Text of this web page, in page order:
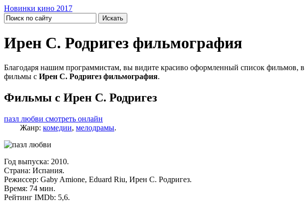
Новинки кино 2017
Ирен С. Родригез фильмография
Благодаря нашим программистам, вы видите красиво оформленный список
фильмы с Ирен С. Родригез фильмография.
Фильмы с Ирен С. Родригез
пазл любви смотреть онлайн
Жанр: комедии, мелодрамы.
Год выпуска: 2010.
Страна: Испания.
Режиссер: Gaby Amione, Eduard Riu, Ирен С. Родригез.
Время: 74 мин.
Рейтинг IMDb: 5,6.